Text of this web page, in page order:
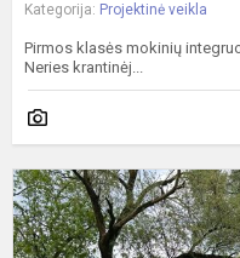
Kategorija: Projektinė veikla
Pirmos klasės mokinių
Neries krantinėj...